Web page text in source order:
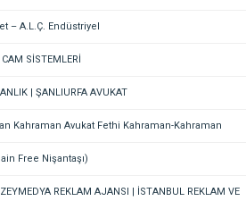
– A.L.Ç. Endüstriyel
SİSTEMLERİ
| ŞANLIURFA AVUKAT
Kahraman Avukat Fethi Kahraman-Kahraman
Free Nişantaşı)
REKLAM AJANSI | İSTANBUL REKLAM VE